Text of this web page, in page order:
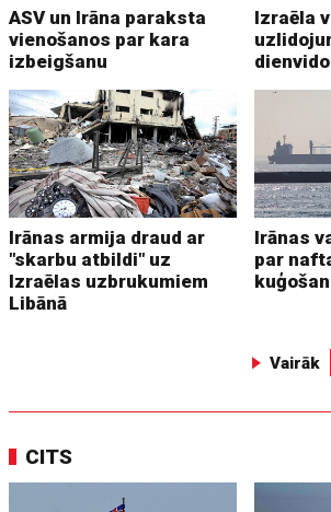
ASV un Irāna paraksta
vienošanos par kara
izbeigšanu
Izraēla
Irānas armija draud ar
"skarbu atbildi" uz
Izraēlas uzbrukumiem
Libānā
Irānas
par
Vairāk
CITS